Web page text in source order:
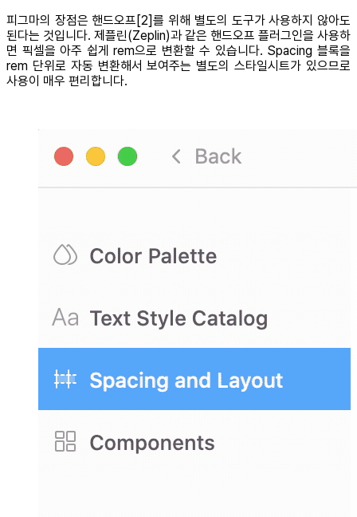
피그마의 장점은 핸드오프[2]를 위해 별도의 도구가 사용하지 않아도
된다는 것입니다. 제플린(Zeplin)과 같은 핸드오프 플러그인을 사용하
면 픽셀을 아주 쉽게 rem으로 변환할 수 있습니다. Spacing 블록을
rem 단위로 자동 변환해서 보여주는 별도의 스타일시트가 있으므로
사용이 매우 편리합니다.